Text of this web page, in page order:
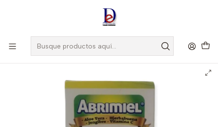
, Si eres nuevo regístrate
MANAVIT GOLD ADULTOS VAINILLA X 1000 GR -
MULTIVITAMINICO-BIOQUIFAR UBI 3-D